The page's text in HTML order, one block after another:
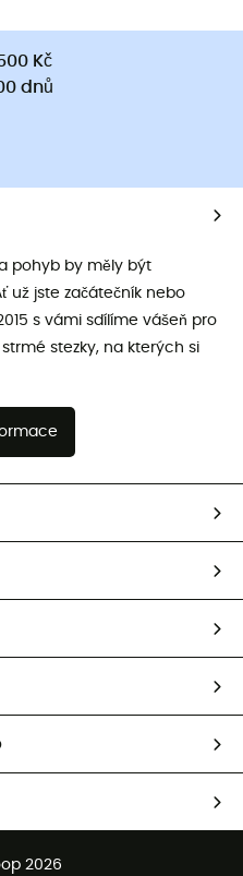
Kč
dnů
pohyb by měly být
už jste začátečník nebo
s vámi sdílíme vášeň pro
stezky, na kterých si
2026